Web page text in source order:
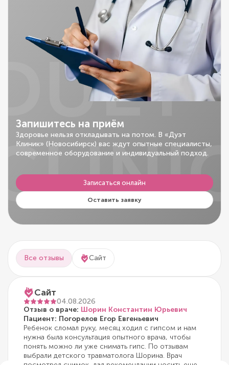
Запишитесь на приём
Здоровье нельзя откладывать на потом. В «Дуэт
Клиник» (Новосибирск) вас ждут опытные специалисты,
современное оборудование и индивидуальный подход.
Записаться онлайн
Оставить заявку
Все отзывы Сайт
Сайт
04.08.2026
Отзыв о враче: Шорин Константин Юрьевич
Пациент: Погорелов Егор Евгеньевич
Ребенок сломал руку, месяц ходил с гипсом и нам
нужна была консультация опытного врача, чтобы
понять можно ли уже снимать гипс. По отзывам
выбрали детского травматолога Шорина. Врач